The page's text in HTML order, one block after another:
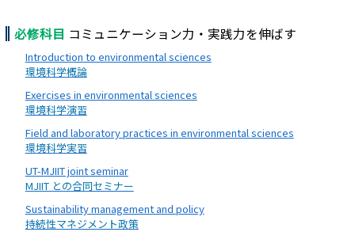
必修科目 コミュニケーション力・実践力を伸ばす
Introduction to environmental sciences
環境科学概論
Exercises in environmental sciences
環境科学演習
Field and laboratory practices in environmental sciences
環境科学実習
UT-MJIIT joint seminar
MJIIT との合同セミナー
Sustainability management and policy
持続性マネジメント政策